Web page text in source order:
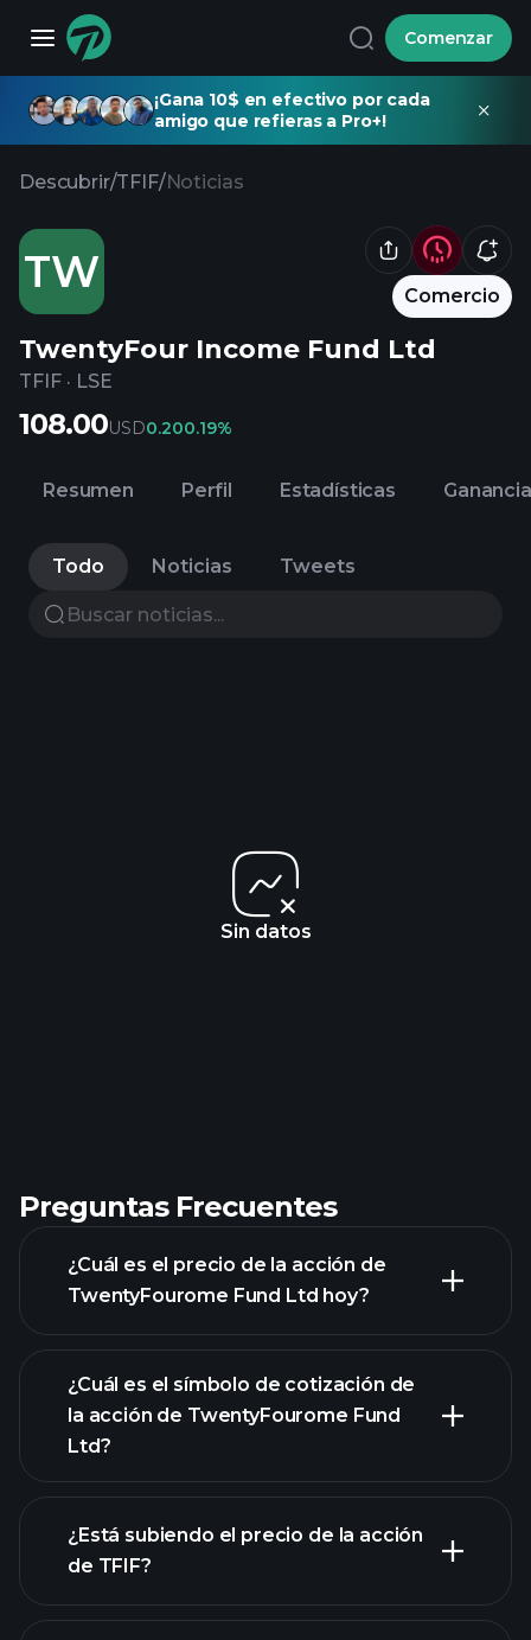
Comenzar
¡Gana 10$ en efectivo por cada
amigo que refieras a Pro+!
Descubrir/TFIF/Noticias
TW Comercio
TwentyFour Income Fund Ltd
TFIF · LSE
108.00USD0.200.19%
Resumen Perfil Estadísticas
Todo Noticias Tweets
Sin datos
Preguntas Frecuentes
¿Cuál es el precio de la acción de
TwentyFourome Fund Ltd hoy?
gráfico avanzado
¿Cuál es el símbolo de cotización de
la acción de TwentyFourome Fund
Ltd?
¿Está subiendo el precio de la acción
de TFIF?